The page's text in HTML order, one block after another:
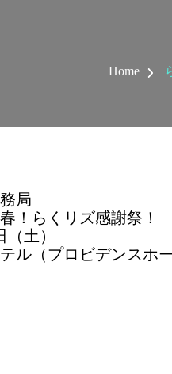
Home
局
！らくリズ感謝祭！
土）
ル（プロビデンスホー